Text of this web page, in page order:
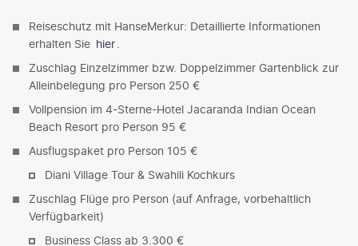
Reiseschutz mit HanseMerkur: Detaillierte Informationen
erhalten Sie hier
Zuschlag Einzelzimmer bzw. Doppelzimmer Gartenblick zur
Alleinbelegung pro Person 250 €
Vollpension im 4-Sterne-Hotel Jacaranda Indian Ocean
Beach Resort pro Person 95 €
Ausflugspaket pro Person 105 €
Diani Village Tour & Swahili Kochkurs
Zuschlag Flüge pro Person (auf Anfrage, vorbehaltlich
Verfügbarkeit)
Business Class ab 3.300 €